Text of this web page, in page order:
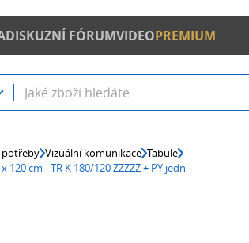
DISKUZNÍ FÓRUMVIDEOPREMIUM
potřeby Vizuální komunikace Tabule
120 cm - TR K 180/120 ZZZZZ + PY jedn